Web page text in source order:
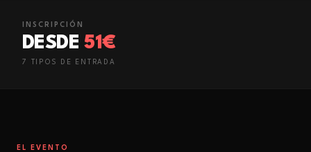
INSCRIPCIÓN
DESDE 51€
7 TIPO S DE ENTRADA
EL EVENTO